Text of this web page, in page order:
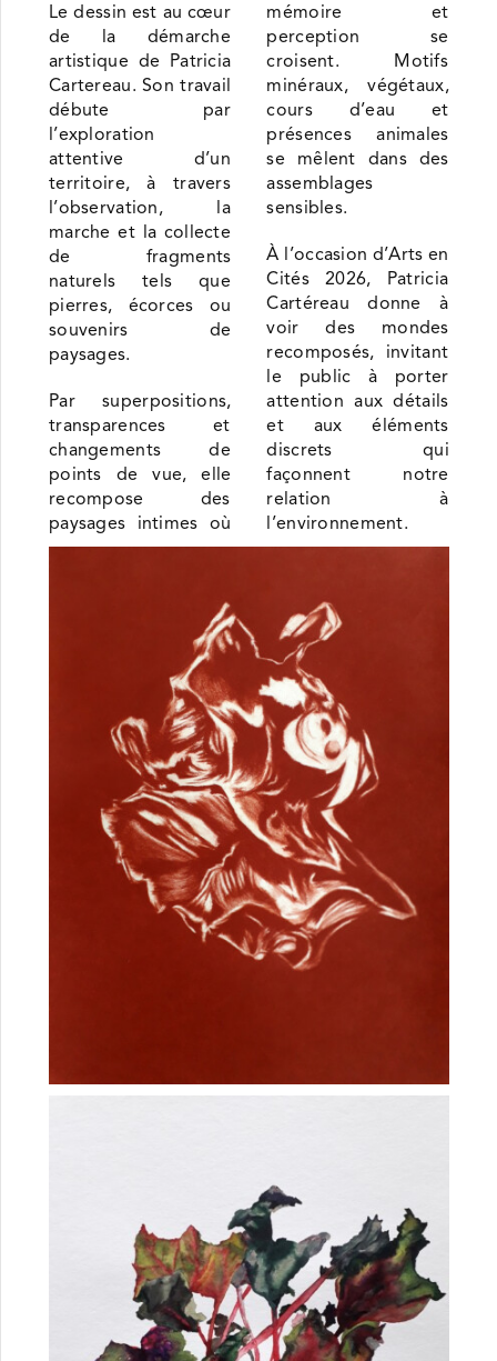
Le dessin est au cœur
de la démarche
artistique de Patricia
Cartereau. Son travail
débute par
l’exploration
attentive d’un
territoire, à travers
l’observation, la
marche et la collecte
de fragments
naturels tels que
pierres, écorces ou
souvenirs de
paysages.
Par superpositions,
transparences et
changements de
points de vue, elle
recompose des
paysages intimes où
mémoire et
perception se
croisent. Motifs
minéraux, végétaux,
cours d’eau et
présences animales
se mêlent dans des
assemblages
sensibles.
À l’occasion d’Arts en
Cités 2026, Patricia
Cartéreau donne à
voir des mondes
recomposés, invitant
le public à porter
attention aux détails
et aux éléments
discrets qui
façonnent notre
relation à
l’environnement.